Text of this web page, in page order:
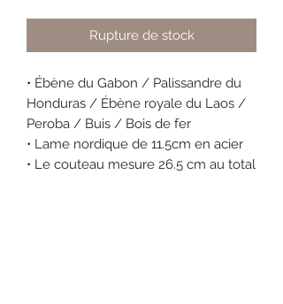
Rupture de stock
• Ébène du Gabon / Palissandre du
Honduras / Ébène royale du Laos /
Peroba / Buis / Bois de fer
• Lame nordique de 11.5cm en acier
• Le couteau mesure 26.5 cm au total